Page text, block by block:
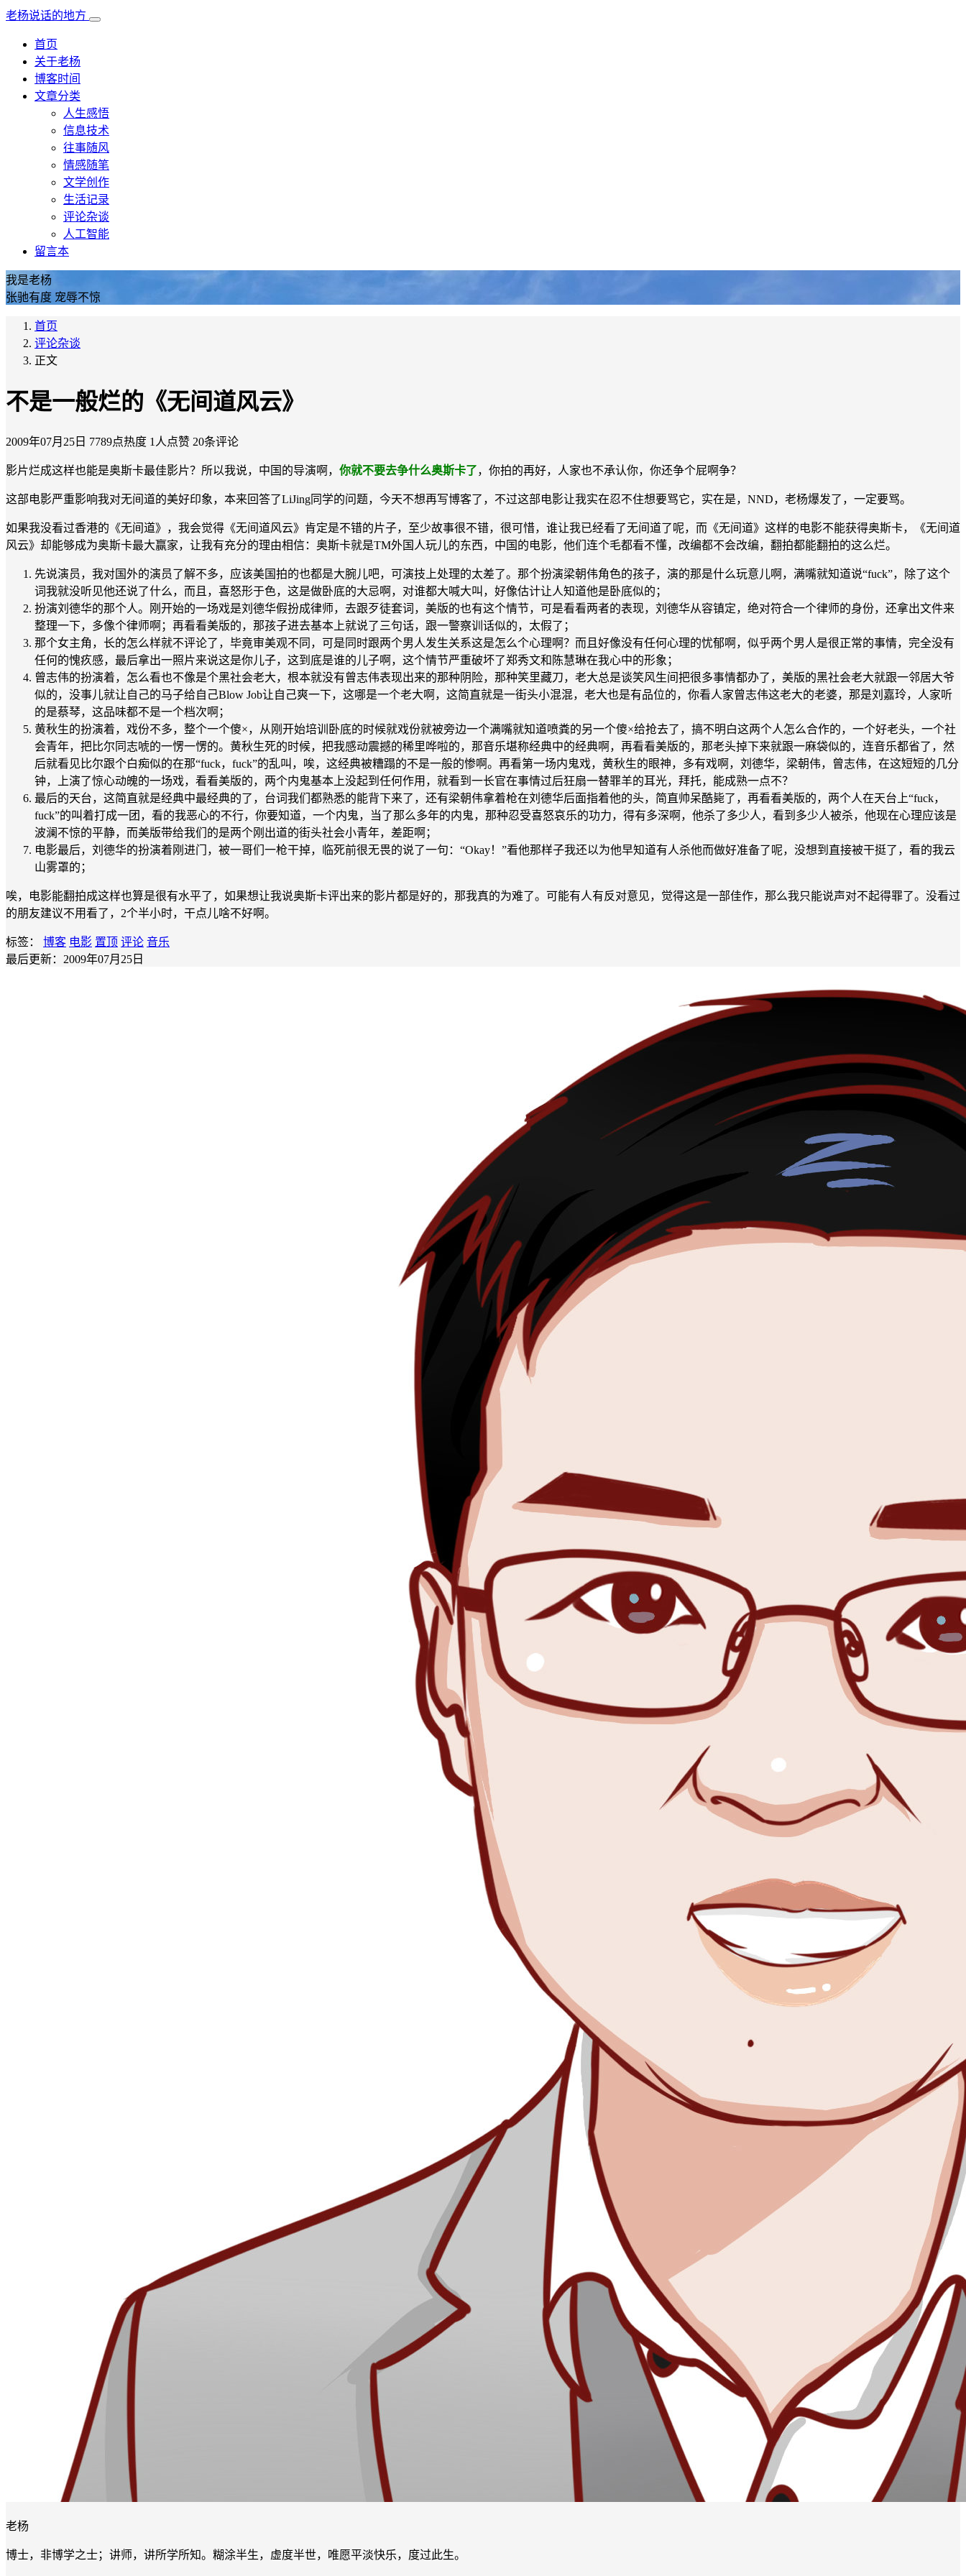
老杨说话的地方
首页
关于老杨
博客时间
文章分类
人生感悟
信息技术
往事随风
情感随笔
文学创作
生活记录
评论杂谈
人工智能
留言本
我是老杨
张驰有度 宠辱不惊
首页
评论杂谈
正文
不是一般烂的《无间道风云》
2009年07月25日 7789点热度 1人点赞 20条评论
影片烂成这样也能是奥斯卡最佳影片？所以我说，中国的导演啊， 你就不要去争什么奥斯卡了，你拍的再好，人家也不承认你，你还争个屁啊争？
这部电影严重影响我对无间道的美好印象，本来回答了LiJing同学的问题，今天不想再写博客了，不过这部电影让我实在忍不住想要骂它，实在是，NND，老杨爆发了，一定要骂。
如果我没看过香港的《无间道》，我会觉得《无间道风云》肯定是不错的片子，至少故事很不错，很可惜，谁让我已经看了无间道了呢，而《无间道》这样的电影不能获得奥斯卡，《无间道
风云》却能够成为奥斯卡最大赢家，让我有充分的理由相信：奥斯卡就是TM外国人玩儿的东西，中国的电影，他们连个毛都看不懂，改编都不会改编，翻拍都能翻拍的这么烂。
先说演员，我对国外的演员了解不多，应该美国拍的也都是大腕儿吧，可演技上处理的太差了。那个扮演梁朝伟角色的孩子，演的那是什么玩意儿啊，满嘴就知道说“fuck”，除了这个
词我就没听见他还说了什么，而且，喜怒形于色，这是做卧底的大忌啊，对谁都大喊大叫，好像估计让人知道他是卧底似的；
扮演刘德华的那个人。刚开始的一场戏是刘德华假扮成律师，去跟歹徒套词，美版的也有这个情节，可是看看两者的表现，刘德华从容镇定，绝对符合一个律师的身份，还拿出文件来
整理一下，多像个律师啊；再看看美版的，那孩子进去基本上就说了三句话，跟一警察训话似的，太假了；
那个女主角，长的怎么样就不评论了，毕竟审美观不同，可是同时跟两个男人发生关系这是怎么个心理啊？而且好像没有任何心理的忧郁啊，似乎两个男人是很正常的事情，完全没有
任何的愧疚感，最后拿出一照片来说这是你儿子，这到底是谁的儿子啊，这个情节严重破坏了郑秀文和陈慧琳在我心中的形象；
曾志伟的扮演着，怎么看也不像是个黑社会老大，根本就没有曾志伟表现出来的那种阴险，那种笑里藏刀，老大总是谈笑风生间把很多事情都办了，美版的黑社会老大就跟一邻居大爷
似的，没事儿就让自己的马子给自己Blow Job让自己爽一下，这哪是一个老大啊，这简直就是一街头小混混，老大也是有品位的，你看人家曾志伟这老大的老婆，那是刘嘉玲，人家听
的是蔡琴，这品味都不是一个档次啊；
黄秋生的扮演着，戏份不多，整个一个傻×，从刚开始培训卧底的时候就戏份就被旁边一个满嘴就知道喷粪的另一个傻×给抢去了，搞不明白这两个人怎么合作的，一个好老头，一个社
会青年，把比尔同志唬的一愣一愣的。黄秋生死的时候，把我感动震撼的稀里哗啦的，那音乐堪称经典中的经典啊，再看看美版的，那老头掉下来就跟一麻袋似的，连音乐都省了，然
后就看见比尔跟个白痴似的在那“fuck，fuck”的乱叫，唉，这经典被糟蹋的不是一般的惨啊。再看第一场内鬼戏，黄秋生的眼神，多有戏啊，刘德华，梁朝伟，曾志伟，在这短短的几分
钟，上演了惊心动魄的一场戏，看看美版的，两个内鬼基本上没起到任何作用，就看到一长官在事情过后狂扇一替罪羊的耳光，拜托，能成熟一点不？
最后的天台，这简直就是经典中最经典的了，台词我们都熟悉的能背下来了，还有梁朝伟拿着枪在刘德华后面指着他的头，简直帅呆酷毙了，再看看美版的，两个人在天台上“fuck，
fuck”的叫着打成一团，看的我恶心的不行，你要知道，一个内鬼，当了那么多年的内鬼，那种忍受喜怒哀乐的功力，得有多深啊，他杀了多少人，看到多少人被杀，他现在心理应该是
波澜不惊的平静，而美版带给我们的是两个刚出道的街头社会小青年，差距啊；
电影最后，刘德华的扮演着刚进门，被一哥们一枪干掉，临死前很无畏的说了一句：“Okay！”看他那样子我还以为他早知道有人杀他而做好准备了呢，没想到直接被干挺了，看的我云
山雾罩的；
唉，电影能翻拍成这样也算是很有水平了，如果想让我说奥斯卡评出来的影片都是好的，那我真的为难了。可能有人有反对意见，觉得这是一部佳作，那么我只能说声对不起得罪了。没看过
的朋友建议不用看了，2个半小时，干点儿啥不好啊。
标签： 博客 电影 置顶 评论 音乐
最后更新：2009年07月25日
老杨
博士，非博学之士；讲师，讲所学所知。糊涂半生，虚度半世，唯愿平淡快乐，度过此生。